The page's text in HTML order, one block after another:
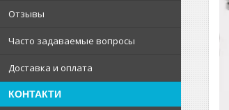
Отзывы
Часто задаваемые вопросы
Доставка и оплата
КОНТАКТИ